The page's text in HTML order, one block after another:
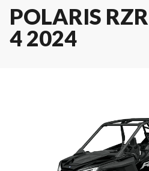
POLARIS
4 2024